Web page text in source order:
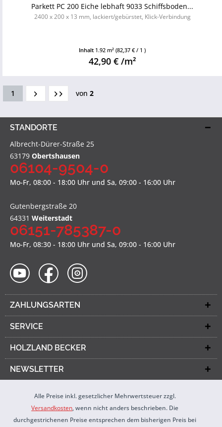
Parkett PC 200 Eiche lebhaft 9033 Schiffsboden...
2400 x 200 x 13 mm, lackiert/gebürstet, Klick-Verbindung
Inhalt 1.92 m² (82,37 € / 1 )
42,90 € /m²
1 von 2
STANDORTE
Albrecht-Dürer-Straße 25
63179 Obertshausen
06104-9504-0
Mo-Fr, 08:00 - 18:00 Uhr und Sa, 09:00 - 16:00 Uhr
Gutenbergstraße 20
64331 Weiterstadt
06151-785387-0
Mo-Fr, 08:30 - 18:00 Uhr und Sa, 09:00 - 16:00 Uhr
ZAHLUNGSARTEN
SERVICE
HOLZLAND BECKER
NEWSLETTER
Alle Preise inkl. gesetzlicher Mehrwertsteuer zzgl.
Versandkosten, wenn nicht anders beschrieben. Die
durchgestrichenen Preise entsprechen dem bisherigen Preis bei